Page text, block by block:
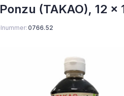
(TAKAO), 12 x
0766.52